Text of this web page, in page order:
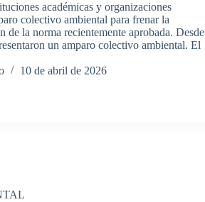
académicas y organizaciones
colectivo ambiental para frenar la
de la norma recientemente aprobada. Desde
un amparo colectivo ambiental. El
10 de abril de 2026